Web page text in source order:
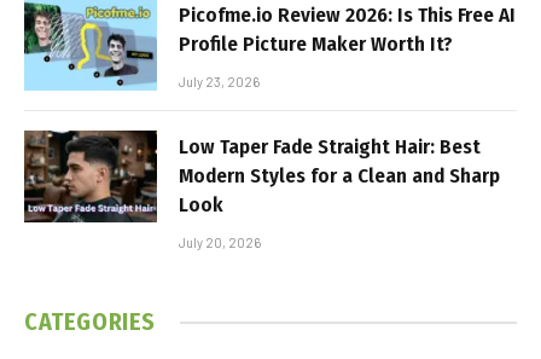
Picofme.io Review 2026: Is This Free AI
Profile Picture Maker Worth It?
July 23, 2026
Low Taper Fade Straight Hair: Best
Modern Styles for a Clean and Sharp
Look
July 20, 2026
CATEGORIES